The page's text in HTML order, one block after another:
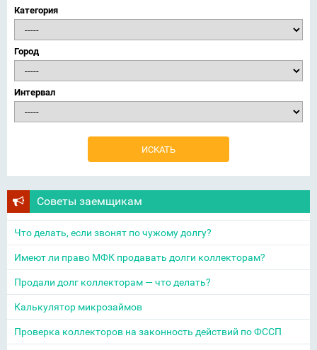
Категория
Город
Интервал
Советы заемщикам
Что делать, если звонят по чужому долгу?
Имеют ли право МФК продавать долги коллекторам?
Продали долг коллекторам — что делать?
Калькулятор микрозаймов
Проверка коллекторов на законность действий по ФССП